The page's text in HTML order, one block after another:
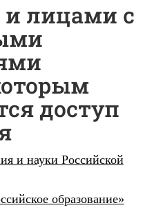
лицами с
доступ
и науки Российской
образование»